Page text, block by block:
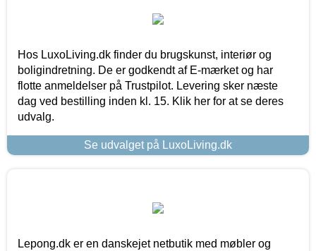
Hos LuxoLiving.dk finder du brugskunst, interiør og
boligindretning. De er godkendt af E-mærket og har
flotte anmeldelser på Trustpilot. Levering sker næste
dag ved bestilling inden kl. 15. Klik her for at se deres
udvalg.
Se udvalget på LuxoLiving.dk
Lepong.dk er en danskejet netbutik med møbler og